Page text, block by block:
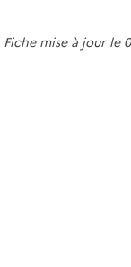
Fiche mise à jour le